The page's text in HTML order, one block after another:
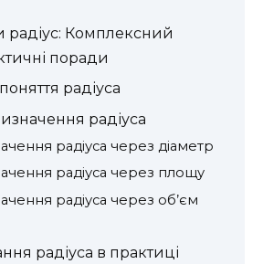
радіус: Комплексний
поради
радіуса
радіуса
радіуса через діаметр
радіуса через площу
радіуса через об’єм
радіуса в практиці